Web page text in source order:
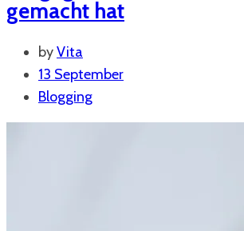
gemacht hat
byVita
13 September
Blogging